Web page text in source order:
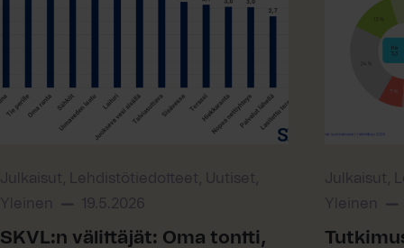
Julkaisut, Lehdistötiedotteet, Uutiset,
Yleinen
19.5.2026
SKVL:n välittäjät: Oma tontti,
Julkaisut,
Yleinen